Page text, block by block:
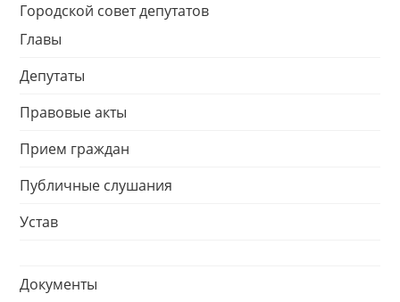
Городской совет депутатов
Главы
Депутаты
Правовые акты
Прием граждан
Публичные слушания
Устав
Документы